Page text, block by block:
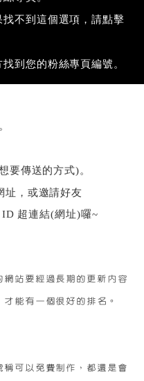
不到這個選項，請點擊
到您的粉絲專頁編號。
要傳送的方式)。
址，或邀請好友
ID 超連結(網址)囉~
站要經過長期的更新內容
能有一個很好的排名。
可以免費制作，都還是會